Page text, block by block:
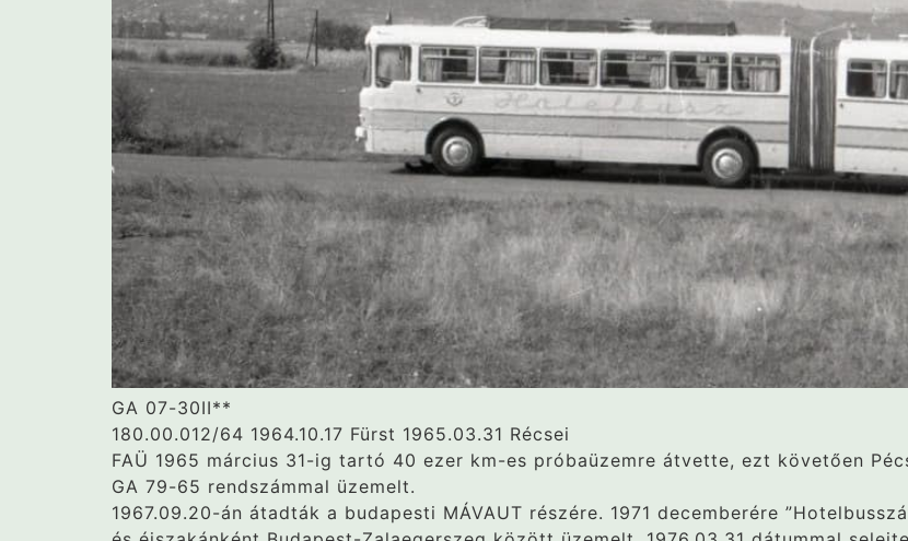
GA 07-30II**
180.00.012/64 1964.10.17 Fürst 1965.03.31 Récsei
FAÜ 1965 március 31-ig tartó 40 ezer km-es próbaüzemre átvette, ezt követően
GA 79-65 rendszámmal üzemelt.
1967.09.20-án átadták a budapesti MÁVAUT részére. 1971 decemberére